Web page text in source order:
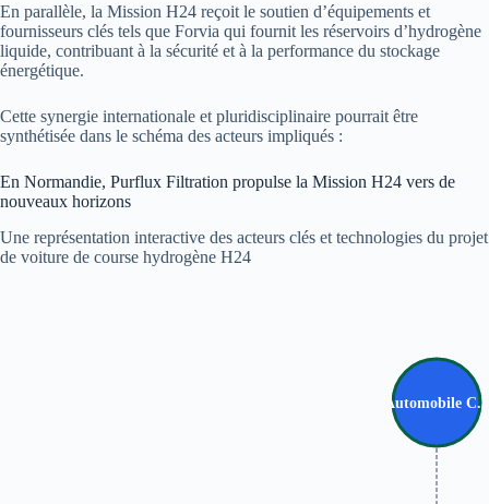
En parallèle, la Mission H24 reçoit le soutien d’équipements et
fournisseurs clés tels que Forvia qui fournit les réservoirs d’hydrogène
liquide, contribuant à la sécurité et à la performance du stockage
énergétique.
Cette synergie internationale et pluridisciplinaire pourrait être
synthétisée dans le schéma des acteurs impliqués :
En Normandie, Purflux Filtration propulse la Mission H24 vers de
nouveaux horizons
Une représentation interactive des acteurs clés et technologies du projet
de voiture de course hydrogène H24
Automobile C...